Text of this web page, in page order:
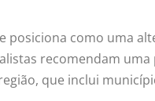
posiciona como uma
recomendam
que inclui